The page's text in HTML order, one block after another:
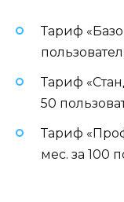
Тариф
Тариф
50
Тариф
мес. за 100